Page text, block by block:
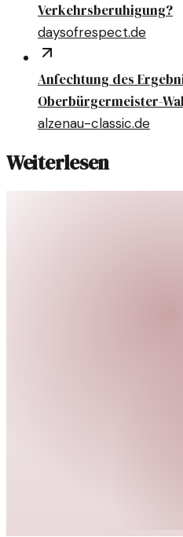
Verkehrsberuhigung?
daysofrespect.de
Anfechtung des
Oberbürgermeister-
alzenau-classic.de
Weiterlesen